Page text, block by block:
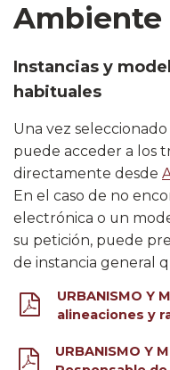
Ambiente
Instancias y
habituales
U​na vez
puede acceder a los
directamente desde
En el caso de no
electrónica o un
su petición, puede
de instancia general
URBANISMO Y
alineaciones y
URBANISMO Y